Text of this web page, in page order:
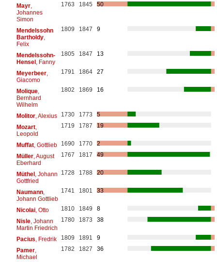
Mayr,
Johannes
Simon
1763 1845 50
Mendelssohn
Bartholdy,
Felix
1809 1847 9
Mendelssohn-
Hensel, Fanny
1805 1847 13
Meyerbeer,
Giacomo
1791 1864 27
Molique,
Bernhard
Wilhelm
1802 1869 16
Molitor, Alexius 1730 1773
5
Mozart,
Leopold
1719 1787 19
Muffat, Gottlieb 1690 1770
2
Müller, August
Eberhard
1767 1817 49
Müthel, Johann
Gottfried
1728 1788 20
Naumann,
Johann Gottlieb
1741 1801 33
Nicolai, Otto 1810 1849
8
Nisle, Johann
Martin Friedrich
1780 1873 38
Pacius , Fredrik 1809 1891
9
Pamer,
Michael
1782 1827 36